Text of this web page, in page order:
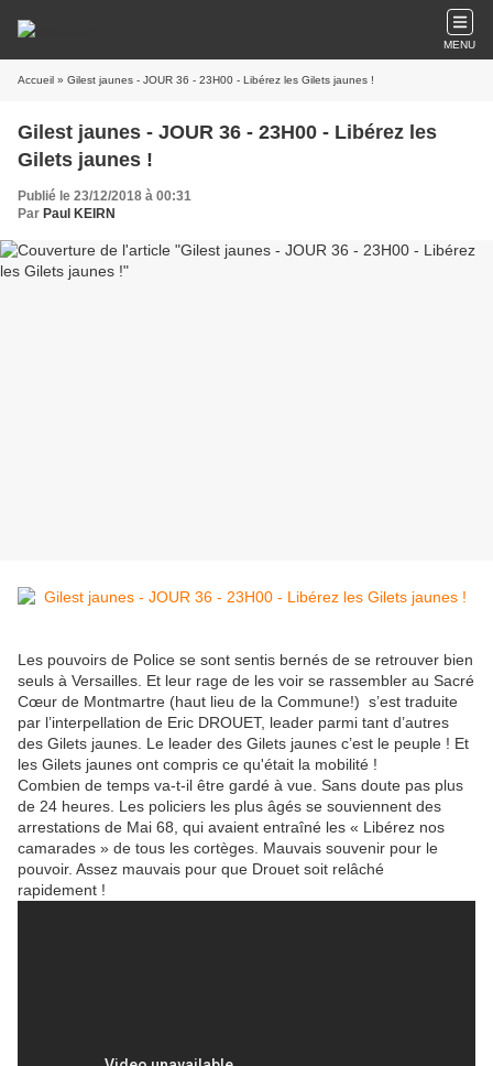
MENU
Accueil » Gilest jaunes - JOUR 36 - 23H00 - Libérez les Gilets jaunes !
Gilest jaunes - JOUR 36 - 23H00 - Libérez les
Gilets jaunes !
Publié le 23/12/2018 à 00:31
Par Paul KEIRN
Les pouvoirs de Police se sont sentis bernés de se retrouver bien
seuls à Versailles. Et leur rage de les voir se rassembler au Sacré
Cœur de Montmartre (haut lieu de la Commune!) s’est traduite
par l’interpellation de Eric DROUET, leader parmi tant d’autres
des Gilets jaunes. Le leader des Gilets jaunes c’est le peuple ! Et
les Gilets jaunes ont compris ce qu'était la mobilité !
Combien de temps va-t-il être gardé à vue. Sans doute pas plus
de 24 heures. Les policiers les plus âgés se souviennent des
arrestations de Mai 68, qui avaient entraîné les « Libérez nos
camarades » de tous les cortèges. Mauvais souvenir pour le
pouvoir. Assez mauvais pour que Drouet soit relâché
rapidement !